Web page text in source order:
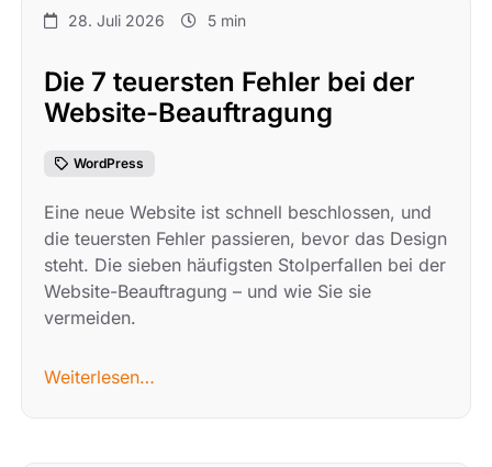
28. Juli 2026 5 min
Die 7 teuersten Fehler bei der
Website-Beauftragung
WordPress
Eine neue Website ist schnell beschlossen, und
die teuersten Fehler passieren, bevor das Design
steht. Die sieben häufigsten Stolperfallen bei der
Website-Beauftragung – und wie Sie sie
vermeiden.
Weiterlesen…